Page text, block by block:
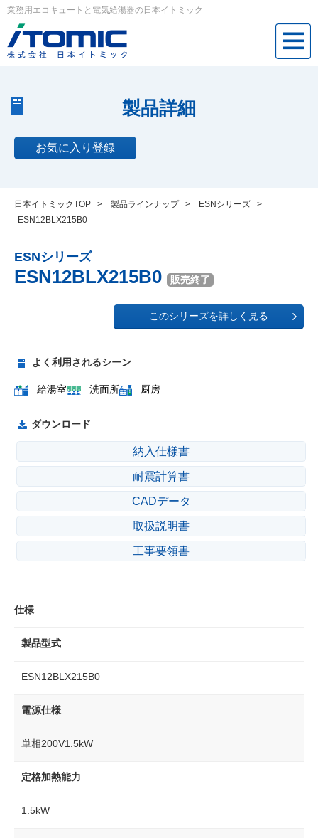
業務用エコキュートと電気給湯器の日本イトミック
製品詳細
お気に入り登録
日本イトミックTOP > 製品ラインナップ > ESNシリーズ
>
ESN12BLX215B0
ESNシリーズ
ESN12BLX215B0 販売終了
このシリーズを詳しく見る
よく利用されるシーン
給湯室 洗面所 厨房
ダウンロード
納入仕様書
耐震計算書
CADデータ
取扱説明書
工事要領書
仕様
製品型式
ESN12BLX215B0
電源仕様
単相200V1.5kW
定格加熱能力
1.5kW